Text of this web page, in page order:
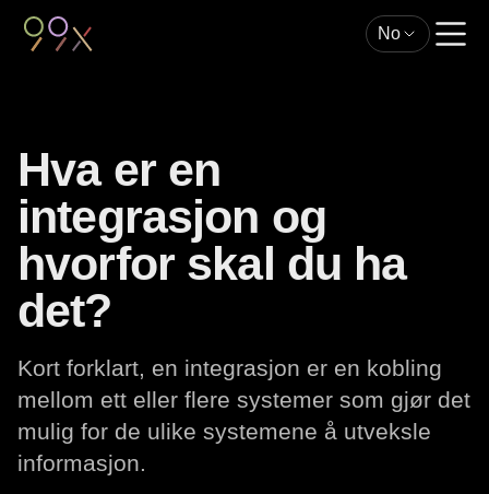
No
Hva er en
integrasjon og
hvorfor skal du ha
det?
Kort forklart, en integrasjon er en kobling
mellom ett eller flere systemer som gjør det
mulig for de ulike systemene å utveksle
informasjon.